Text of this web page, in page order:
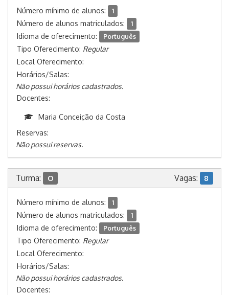
Número mínimo de alunos: 1
Número de alunos matriculados: 1
Idioma de oferecimento: Português
Tipo Oferecimento: Regular
Local Oferecimento:
Horários/Salas:
Não possui horários cadastrados.
Docentes:
Maria Conceição da Costa
Reservas:
Não possui reservas.
Turma: O Vagas: 8
Número mínimo de alunos: 1
Número de alunos matriculados: 1
Idioma de oferecimento: Português
Tipo Oferecimento: Regular
Local Oferecimento:
Horários/Salas:
Não possui horários cadastrados.
Docentes: